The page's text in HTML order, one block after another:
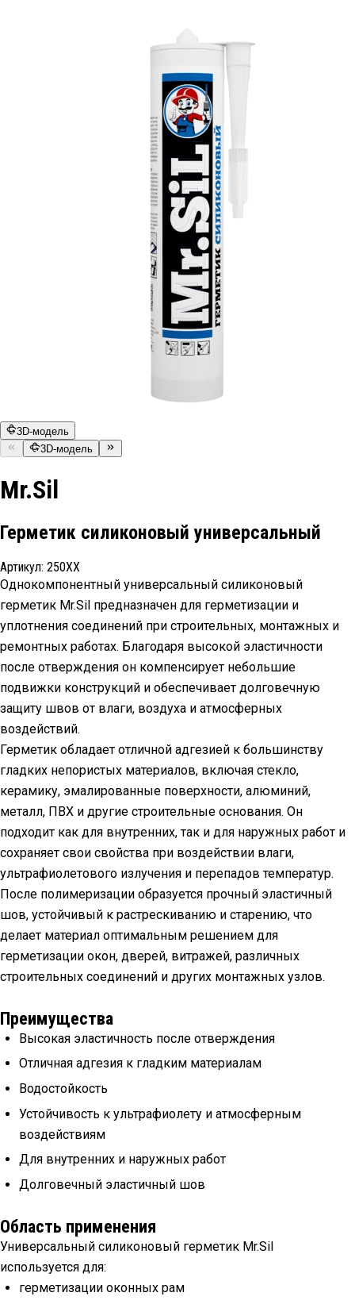
3D-модель
3D-модель
Mr.Sil
Герметик силиконовый универсальный
Артикул: 250ХХ
Однокомпонентный универсальный силиконовый
герметик Mr.Sil предназначен для герметизации и
уплотнения соединений при строительных, монтажных и
ремонтных работах. Благодаря высокой эластичности
после отверждения он компенсирует небольшие
подвижки конструкций и обеспечивает долговечную
защиту швов от влаги, воздуха и атмосферных
воздействий.
Герметик обладает отличной адгезией к большинству
гладких непористых материалов, включая стекло,
керамику, эмалированные поверхности, алюминий,
металл, ПВХ и другие строительные основания. Он
подходит как для внутренних, так и для наружных работ и
сохраняет свои свойства при воздействии влаги,
ультрафиолетового излучения и перепадов температур.
После полимеризации образуется прочный эластичный
шов, устойчивый к растрескиванию и старению, что
делает материал оптимальным решением для
герметизации окон, дверей, витражей, различных
строительных соединений и других монтажных узлов.
Преимущества
Высокая эластичность после отверждения
Отличная адгезия к гладким материалам
Водостойкость
Устойчивость к ультрафиолету и атмосферным
воздействиям
Для внутренних и наружных работ
Долговечный эластичный шов
Область применения
Универсальный силиконовый герметик Mr.Sil
используется для:
герметизации оконных рам